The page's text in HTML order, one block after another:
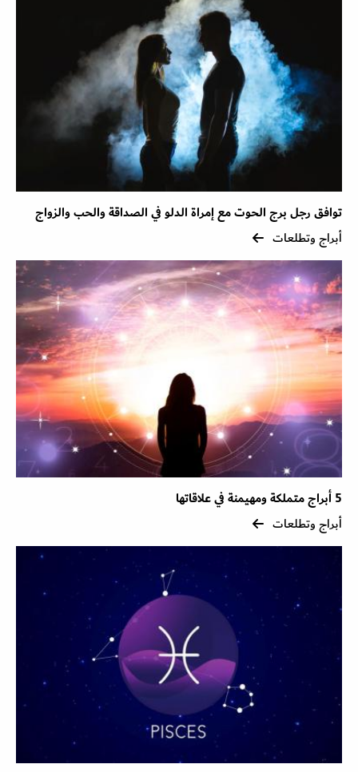
توافق رجل برج الحوت مع إمراة الدلو في الصداقة والحب والزواج
أبراج وتطلعات
5 أبراج متملكة ومهيمنة في علاقاتها
أبراج وتطلعات